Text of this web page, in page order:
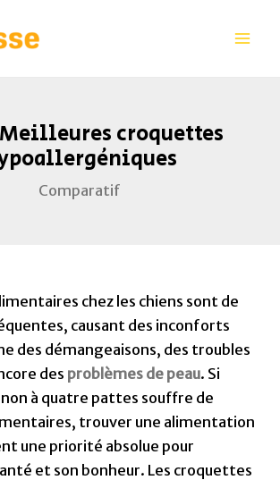
Meilleures croquettes
Comparatif
chez les chiens sont de
causant des inconforts
des démangeaisons, des troubles
des problèmes de peau. Si
à quatre pattes souffre de
trouver une alimentation
une priorité absolue pour
et son bonheur. Les croquettes